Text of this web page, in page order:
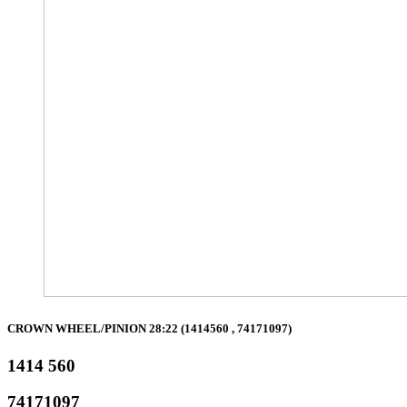
CROWN WHEEL/PINION 28:22 (1414560 , 74171097)
1414 560
74171097